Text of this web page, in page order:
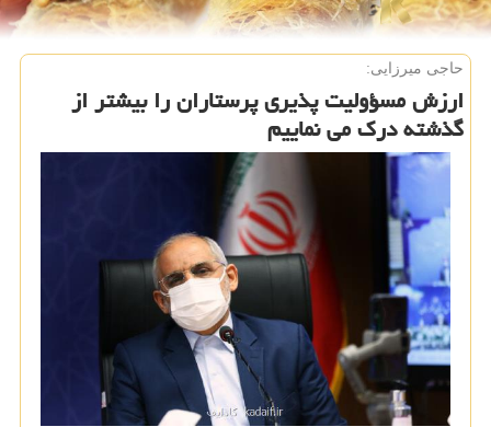
حاجی میرزایی:
ارزش مسؤولیت پذیری پرستاران را بیشتر از
گذشته درك می نماییم